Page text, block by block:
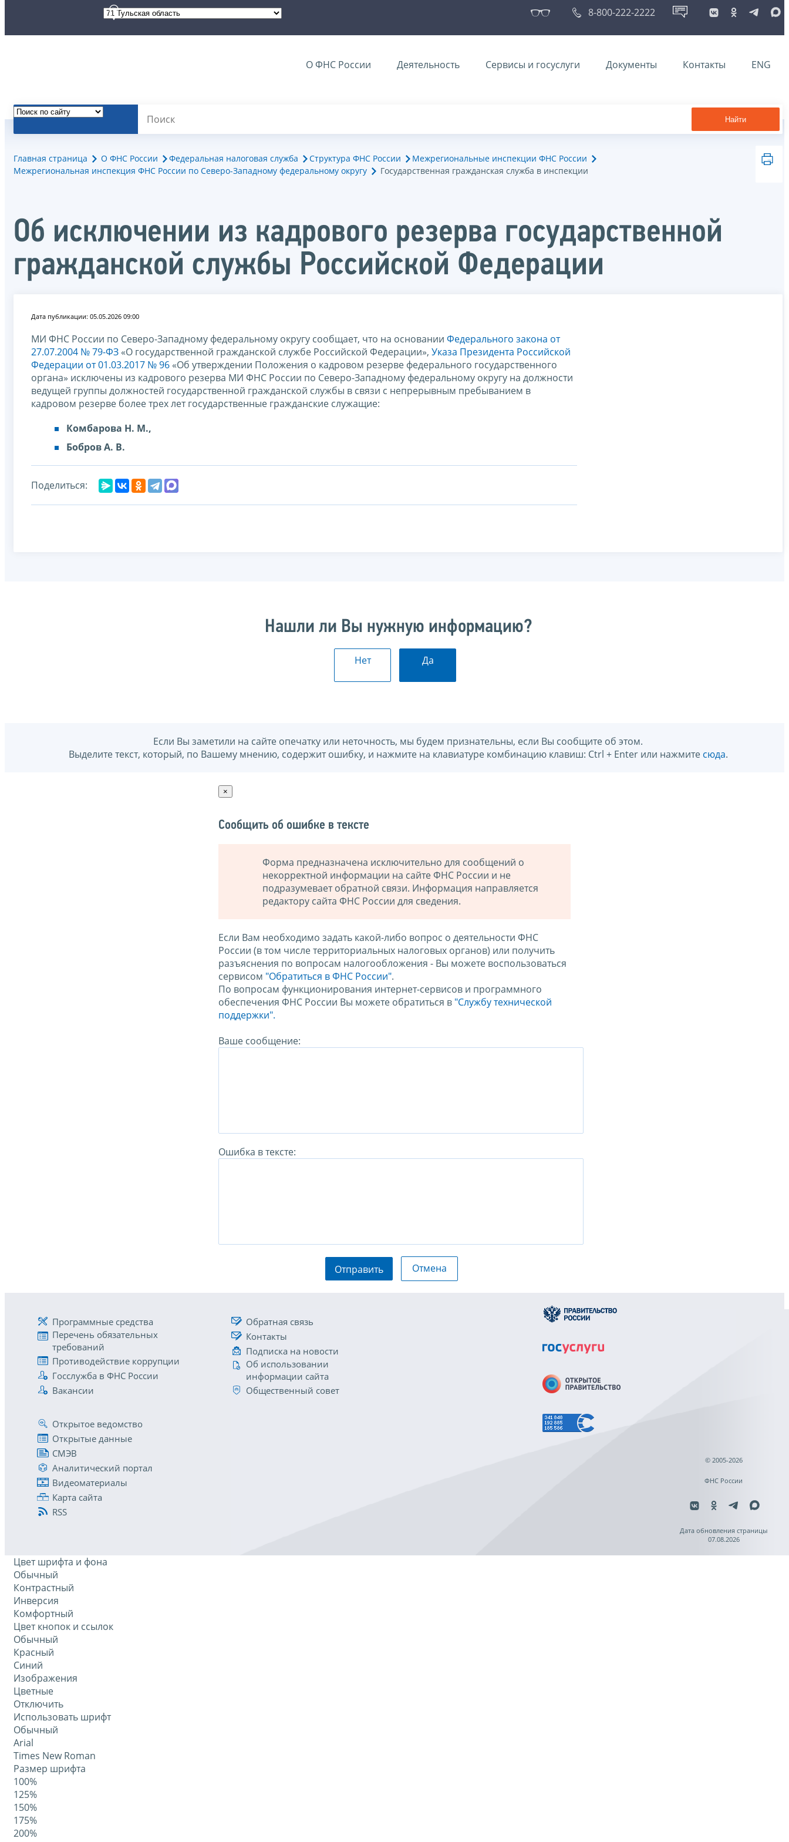
8-800-222-2222
О ФНС России Деятельность Сервисы и госуслуги Документы Контакты ENG
Найти
Главная страница О ФНС России Федеральная налоговая служба Структура ФНС России
Межрегиональные инспекции ФНС России
Межрегиональная инспекция ФНС России по Северо-Западному федеральному округу
Государственная гражданская служба в инспекции
Об исключении из кадрового резерва государственной
гражданской службы Российской Федерации
Дата публикации: 05.05.2026 09:00
МИ ФНС России по Северо-Западному федеральному округу сообщает, что на основании Федерального закона от
27.07.2004 № 79-ФЗ «О государственной гражданской службе Российской Федерации», Указа Президента Российской
Федерации от 01.03.2017 № 96 «Об утверждении Положения о кадровом резерве федерального государственного
органа» исключены из кадрового резерва МИ ФНС России по Северо-Западному федеральному округу на должности
ведущей группы должностей государственной гражданской службы в связи с непрерывным пребыванием в
кадровом резерве более трех лет государственные гражданские служащие:
Комбарова Н. М.,
Бобров А. В.
Поделиться:
Нашли ли Вы нужную информацию?
Нет Да
Если Вы заметили на сайте опечатку или неточность, мы будем признательны, если Вы сообщите об этом.
Выделите текст, который, по Вашему мнению, содержит ошибку, и нажмите на клавиатуре комбинацию клавиш: Ctrl + Enter или нажмите сюда.
×
Сообщить об ошибке в тексте
Форма предназначена исключительно для сообщений о
некорректной информации на сайте ФНС России и не
подразумевает обратной связи. Информация направляется
редактору сайта ФНС России для сведения.
Если Вам необходимо задать какой-либо вопрос о деятельности ФНС
России (в том числе территориальных налоговых органов) или получить
разъяснения по вопросам налогообложения - Вы можете воспользоваться
сервисом "Обратиться в ФНС России".
По вопросам функционирования интернет-сервисов и программного
обеспечения ФНС России Вы можете обратиться в "Службу технической
поддержки".
Ваше сообщение:
Ошибка в тексте:
Отправить Отмена
Программные средства
Перечень обязательных
требований
Противодействие коррупции
Госслужба в ФНС России
Вакансии
Обратная связь
Контакты
Подписка на новости
Об использовании
информации сайта
Общественный совет
Открытое ведомство
Открытые данные
СМЭВ
Аналитический портал
Видеоматериалы
Карта сайта
RSS
© 2005-2026
ФНС России
Дата обновления страницы
07.08.2026
Цвет шрифта и фона
Обычный
Контрастный
Инверсия
Комфортный
Цвет кнопок и ссылок
Обычный
Красный
Синий
Изображения
Цветные
Отключить
Использовать шрифт
Обычный
Arial
Times New Roman
Размер шрифта
100%
125%
150%
175%
200%